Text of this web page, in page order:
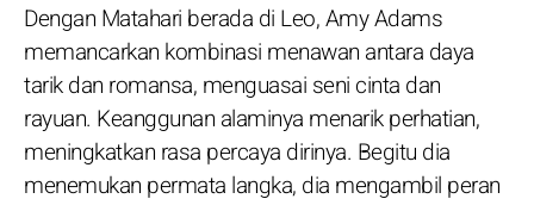
Dengan Matahari berada di Leo, Amy Adams
memancarkan kombinasi menawan antara daya
tarik dan romansa, menguasai seni cinta dan
rayuan. Keanggunan alaminya menarik perhatian,
meningkatkan rasa percaya dirinya. Begitu dia
menemukan permata langka, dia mengambil peran